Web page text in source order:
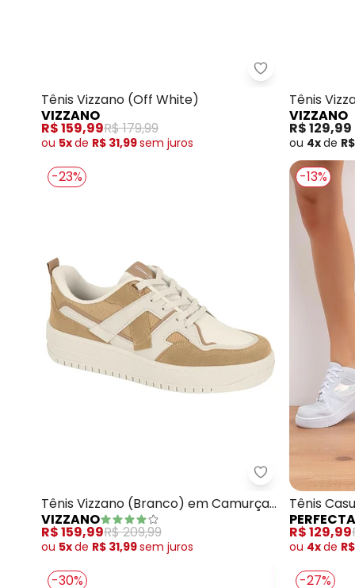
Vizzano -
Tênis Vizzano (Off White)
VIZZANO
R$ 159,99R$ 179,99
ou 5xde R$ 31,99sem juros
Tênis
VIZZANO
R$ 129,99
ou 4xde
-23%
Vizzano -
Tênis Vizzano (Branco) em Camurça
Sintética
VIZZANO
R$ 159,99R$ 209,99
ou 5xde R$ 31,99sem juros
-13%
Tênis
PERFECTA
R$ 129,99
ou 4xde
-30% -27%